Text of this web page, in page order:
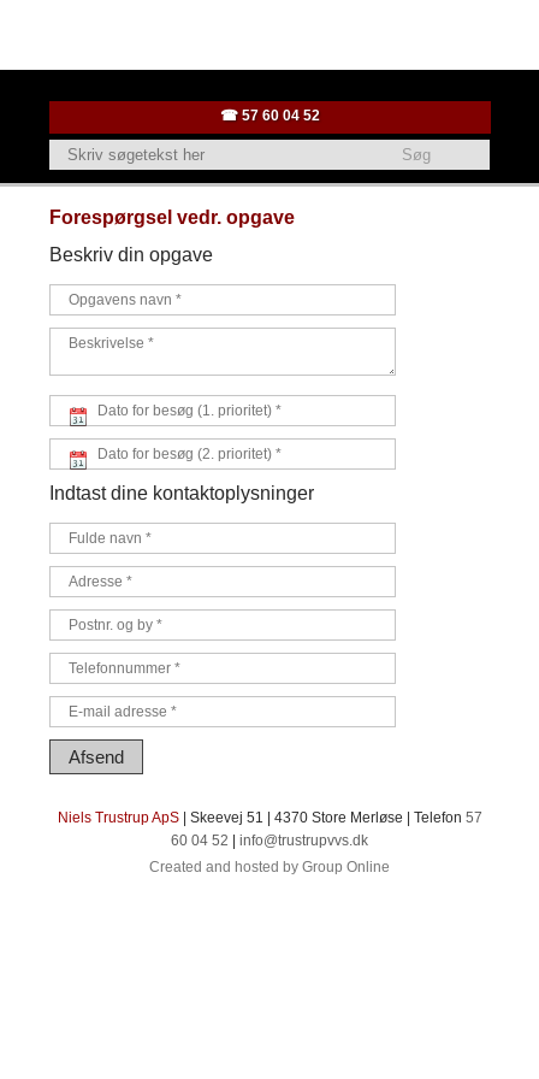
☎ ​57 ​60 04 52
Forespørgsel vedr. opgave
Beskriv din opgave
Indtast dine kontaktoplysninger
​Niels Trustrup ApS| Skeevej 51 | 4370 Store Merløse | Telefon 57
60 04 52 | info@​trustrupvvs.dk​
Created and hosted by Group Online